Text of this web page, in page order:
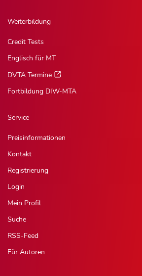
Weiterbildung
Credit Tests
Englisch für MT
DVTA Termine
Fortbildung DIW-MTA
Service
Preisinformationen
Kontakt
Registrierung
Login
Mein Profil
Suche
RSS-Feed
Für Autoren